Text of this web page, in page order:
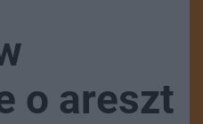
o areszt